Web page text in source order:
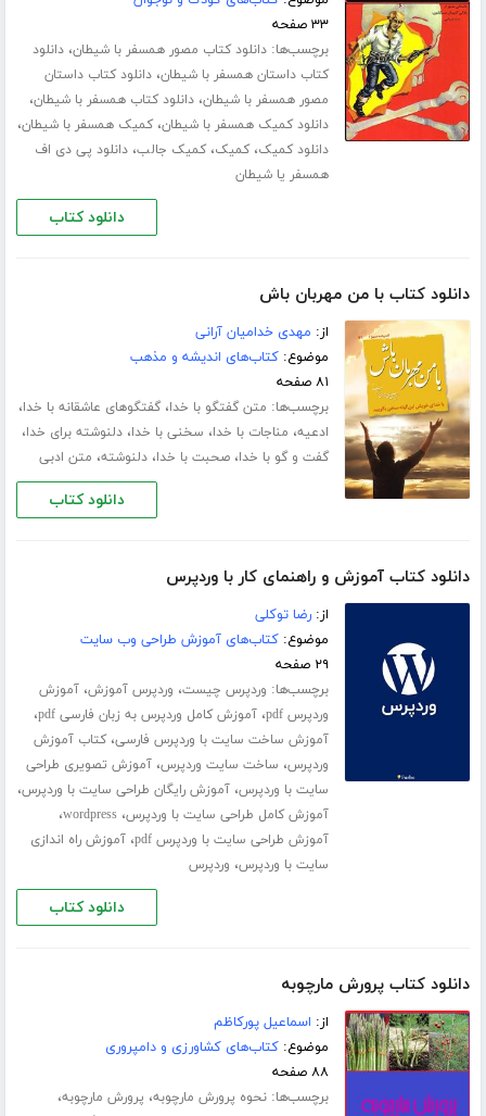
۳۳ صفحه
برچسب‌ها:دانلود کتاب مصور همسفر با شیطان،دانلود
کتاب داستان همسفر با شیطان،دانلود کتاب داستان
مصور همسفر با شیطان،دانلود کتاب همسفر با شیطان،
دانلود کمیک همسفر با شیطان،کمیک همسفر با شیطان،
دانلود کمیک،کمیک،کمیک جالب،دانلود پی دی اف
همسفر یا شیطان
دانلود کتاب
دانلود کتاب با من مهربان باش
از: مهدی خدامیان آرانی
موضوع:کتاب‌های اندیشه و مذهب
۸۱ صفحه
برچسب‌ها: متن گفتگو با خدا،گفتگوهای عاشقانه با خدا،
ادعیه، مناجات با خدا، سخنی با خدا،دلنوشته برای خدا،
گفت و گو با خدا،صحبت با خدا،دلنوشته، متن ادبی
دانلود کتاب
دانلود کتاب آموزش و راهنمای کار با وردپرس
از:رضا توکلی
موضوع:کتاب‌های آموزش طراحی وب سایت
۲۹ صفحه
برچسب‌ها: وردپرس چیست، وردپرس آموزش،آموزش
وردپرس pdf
،آموزش کامل وردپرس به زبان فارسی pdf ،
آموزش ساخت سایت با وردپرس فارسی،کتاب آموزش
وردپرس، ساخت سایت وردپرس،آموزش تصویری طراحی
سایت با وردپرس،آموزش رایگان طراحی سایت با وردپرس،
آموزش کامل طراحی سایت با وردپرس،wordpress،
آموزش طراحی سایت با وردپرس pdf ،آموزش راه اندازی
سایت با وردپرس، وردپرس
دانلود کتاب
دانلود کتاب پرورش مارچوبه
از: اسماعیل پورکاظم
موضوع:کتاب‌های کشاورزی و دامپروری
۸۸ صفحه
برچسب‌ها:نحوه پرورش مارچوبه، پرورش مارچوبه،